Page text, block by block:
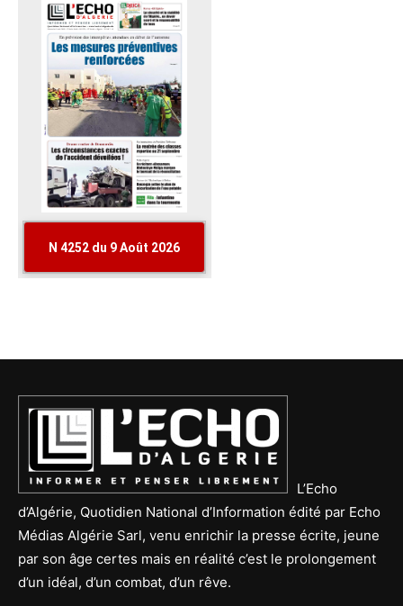
L’Echo
d’Algérie, Quotidien National d’Information édité par Echo
Médias Algérie Sarl, venu enrichir la presse écrite, jeune
par son âge certes mais en réalité c’est le prolongement
d’un idéal, d’un combat, d’un rêve.